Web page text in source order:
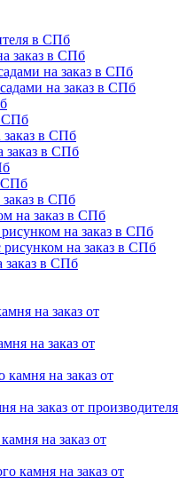
в СПб
заказ в СПб
на заказ в СПб
на заказ в СПб
СПб
в СПб
заказ в СПб
СПб
в СПб
на заказ в СПб
на заказ в СПб
на заказ в СПб
заказ в СПб
на заказ от
на заказ от
камня на заказ от
на заказ от производителя
на заказ от
камня на заказ от